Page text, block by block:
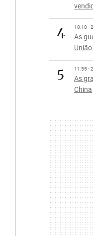
4 10:10 -
As
5 11:55 -
As
China